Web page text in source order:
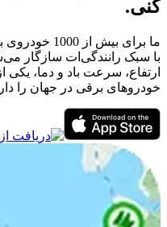
کنی.
ما برای
با سبک رانندگی‌ات سازگار
ارتفاع، سرعت باد و دما، یکی
خودروهای برقی در جهان را